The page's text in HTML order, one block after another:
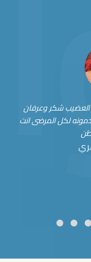
شكر وعرفان
لكل المرضى انت